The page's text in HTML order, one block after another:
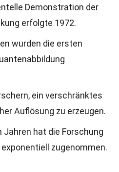
Demonstration der
erfolgte 1972.
wurden die ersten
ein verschränktes
Auflösung zu erzeugen.
Jahren hat die Forschung
zugenommen.